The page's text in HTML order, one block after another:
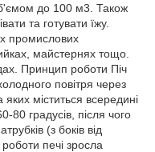
до 100 м3. Також
та готувати їжу.
промислових
майстернях тощо.
Принцип роботи Піч
повітря через
міститься всередині
80 градусів, після чого
(з боків від
печі зросла